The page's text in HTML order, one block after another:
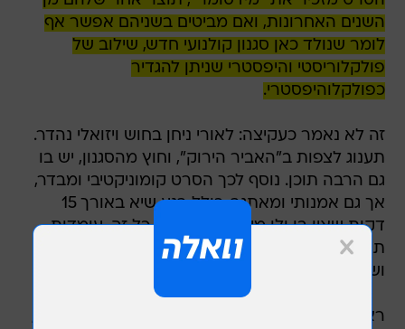
השנים האחרונות, ואם מביטים בשניהם אפשר אף
לומר שנולד כאן סגנון קולנועי חדש, שילוב של
פולקלוריסטי והיפסטרי שניתן להגדיר
כפולקלוהיפסטרי.
זה לא נאמר כעקיצה: לאורי ניחן בחוש ויזואלי נהדר.
תענוג לצפות ב"האביר הירוק", וחוץ מהסגנון, יש בו
גם הרבה תוכן. נוסף לכך הסרט קומוניקטיבי ומבדר,
אך גם אמנותי ומאתגר, כולל רגע שיא באורך 15
דקות שאין בו ולו מילה אחת. מעל כל זה, עומדות
תצוגות משחק מעולות, בראשן של אליסיה ויקנדר
ושל הכוכב הראשי, דב פאטל.
ראינו כבר הרבה סרטים על פי אגדות המלך ארתור,